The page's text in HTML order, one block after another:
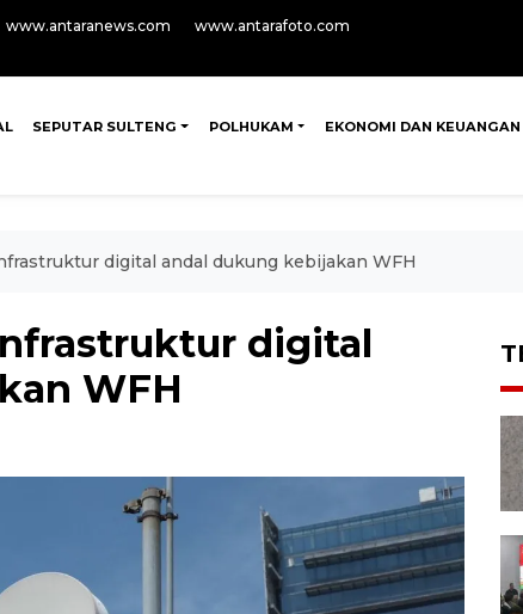
www.antaranews.com
www.antarafoto.com
SEPUTAR SULTENG POLHUKAM EKONOMI DAN KEUANGAN
digital andal dukung kebijakan WFH
digital
WFH